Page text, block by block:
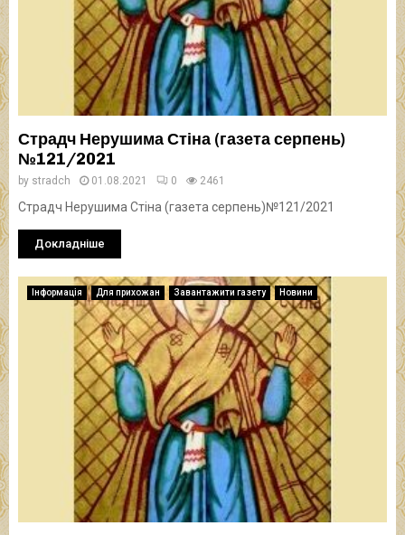
Страдч Нерушима Стіна (газета серпень)
№121/2021
by stradch 01.08.2021 0 2461
Страдч Нерушима Стіна (газета серпень)№121/2021
Докладніше
Інформація Для прихожан Завантажити газету Новини